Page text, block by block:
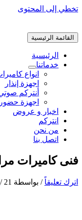
تخطي إلى المحتوى
القائمة الرئيسية
الرئيسية
خدماتنا
انواع
اجهزة إنذار
أنتركم
اجهزة
اخبار و عروض
انتركم
من نحن
اتصل بنا
فنى كاميرات
اترك تعليقاً / بواسطة / 21 أغسطس، 2017